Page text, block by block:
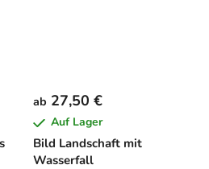
Bild Landschaft mit
Wasserfall
ab 27,50 €
Auf Lager